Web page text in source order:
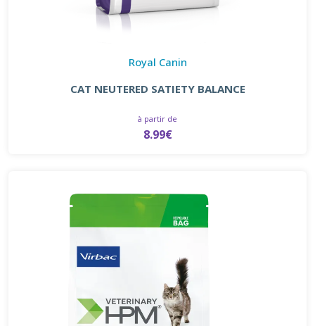
Royal Canin
CAT NEUTERED SATIETY BALANCE
à partir de
8.99€